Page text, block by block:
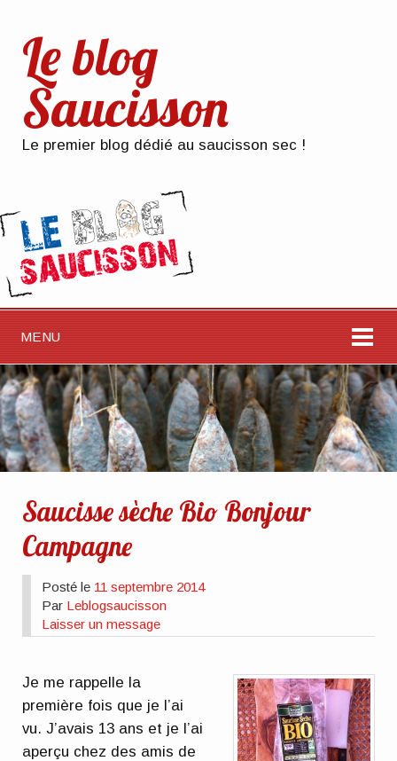
Le blog
Saucisson
Le premier blog dédié au saucisson sec !
MENU
Saucisse sèche Bio Bonjour
Campagne
Posté le 11 septembre 2014
Par Leblogsaucisson
Laisser un message
Je me rappelle la
première fois que je l’ai
vu. J’avais 13 ans et je l’ai
aperçu chez des amis de